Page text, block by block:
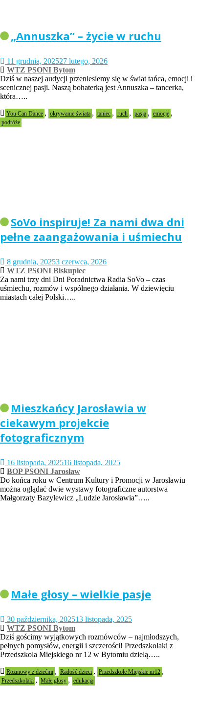
„Annuszka” – życie w ruchu
11 grudnia, 202527 lutego, 2026
WTZ PSONI Bytom
Dziś w naszej audycji przeniesiemy się w świat tańca, emocji i
scenicznej pasji. Naszą bohaterką jest Annuszka – tancerka,
która…..
You Can Dance , okrywanie świata , taniec , ruch , pasja , emocje ,
podróże
SoVo inspiruje! Za nami dwa dni
pełne zaangażowania i uśmiechu
8 grudnia, 20253 czerwca, 2026
WTZ PSONI Biskupiec
Za nami trzy dni Dni Poradnictwa Radia SoVo – czas
uśmiechu, rozmów i wspólnego działania. W dziewięciu
miastach całej Polski…..
Mieszkańcy Jarosławia w
ciekawym projekcie
fotograficznym
16 listopada, 202516 listopada, 2025
BOP PSONI Jarosław
Do końca roku w Centrum Kultury i Promocji w Jarosławiu
można oglądać dwie wystawy fotograficzne autorstwa
Małgorzaty Bazylewicz „Ludzie Jarosławia”…..
Małe głosy – wielkie pasje
30 października, 202513 listopada, 2025
WTZ PSONI Bytom
Dziś gościmy wyjątkowych rozmówców – najmłodszych,
pełnych pomysłów, energii i szczerości! Przedszkolaki z
Przedszkola Miejskiego nr 12 w Bytomiu dzielą…..
Rozmowy z dziećmi , Radość dzieci , Przedszkole Miejskie nr12 ,
Przedszkolaki , Małe głosy , edukacja